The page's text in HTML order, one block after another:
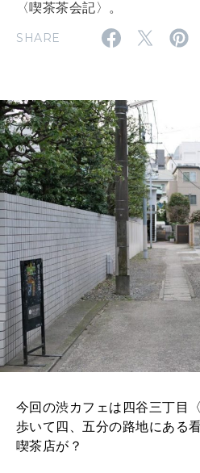
2026年5月号「“大好き”
2026年4月号「未来をつく
2026年3月号「スイー
2026年2月号「良運を掴
2026年1月号「猫が
2025年12月号「お
MAGAZINE
〈喫茶茶会記〉。
SHARE
今回の渋カフェは四谷三丁目
歩いて四、五分の路地にある
喫茶店が？